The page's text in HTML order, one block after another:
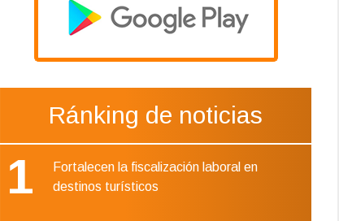
Ránking de noticias
1
Fortalecen la fiscalización laboral en
destinos turísticos